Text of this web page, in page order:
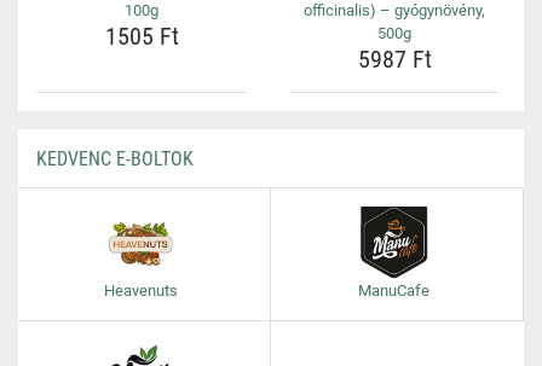
100g
1505 Ft
officinalis) – gyógynövény,
500g
5987 Ft
KEDVENC E-BOLTOK
Heavenuts ManuCafe